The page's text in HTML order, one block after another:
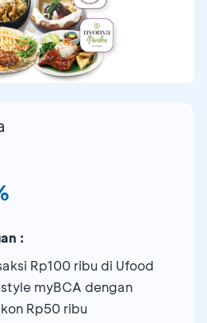
:
Rp100 ribu di Ufood
myBCA dengan
Rp50 ribu